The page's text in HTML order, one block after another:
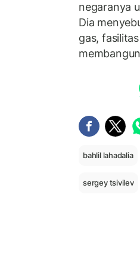
negaranya
Dia
gas,
bahlil lahadalia
sergey tsivilev